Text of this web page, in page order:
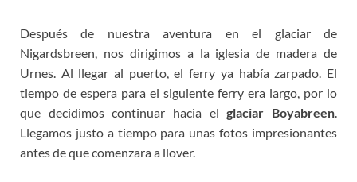
Después de nuestra aventura en el glaciar de
Nigardsbreen, nos dirigimos a la iglesia de madera de
Urnes. Al llegar al puerto, el ferry ya había zarpado. El
tiempo de espera para el siguiente ferry era largo, por lo
que decidimos continuar hacia elglaciar Boyabreen
Llegamos justo a tiempo para unas fotos impresionantes
antes de que comenzara a llover.